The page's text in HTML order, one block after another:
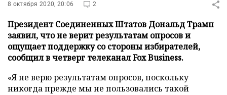
8 октября 2020, 20:06 2
Президент Соединенных Штатов Дональд Трамп
заявил, что не верит результатам опросов и
ощущает поддержку со стороны избирателей,
сообщил в четверг телеканал Fox Business.
«Я не верю результатам опросов, поскольку
никогда прежде мы не пользовались такой